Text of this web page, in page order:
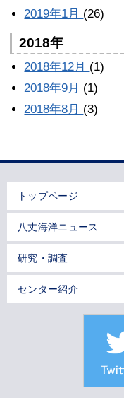
2019年1月 (26)
2018年
2018年12月 (1)
2018年9月 (1)
2018年8月 (3)
トップページ
八丈海洋ニュース
研究・調査
センター紹介